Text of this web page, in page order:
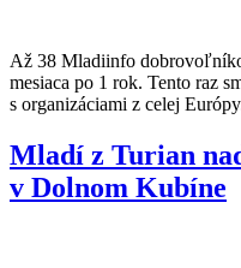
Až 38 Mladiinfo
mesiaca po 1 rok. Tento raz
s organizáciami z celej
Mladí z Turian
v Dolnom Kubíne